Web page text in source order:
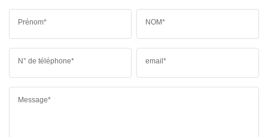
Prénom* NOM*
N° de téléphone* email*
Message*